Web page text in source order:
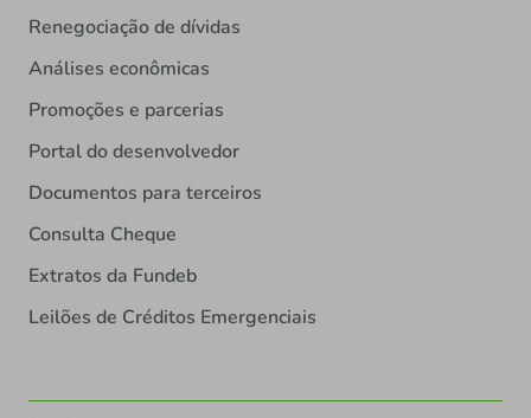
Renegociação de dívidas
Análises econômicas
Promoções e parcerias
Portal do desenvolvedor
Documentos para terceiros
Consulta Cheque
Extratos da Fundeb
Leilões de Créditos Emergenciais